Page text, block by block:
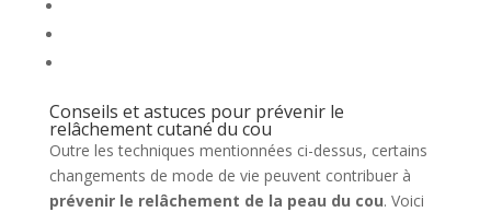
Conseils et astuces pour prévenir le
relâchement cutané du cou
Outre les techniques mentionnées ci-dessus, certains
changements de mode de vie peuvent contribuer à
prévenir le relâchement de la peau du cou. Voici